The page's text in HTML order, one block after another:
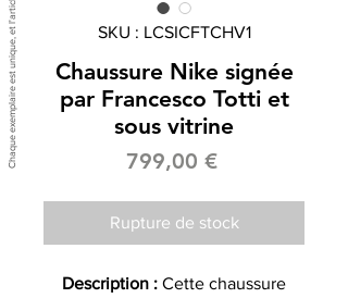
SKU : LCSICFTCHV1
Chaussure Nike signée
par Francesco Totti et
sous vitrine
799,00 €Prix
Rupture de stock
Description : Cette chaussure